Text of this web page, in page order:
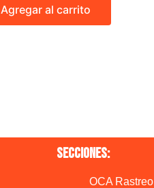
Agregar al carrito
Secciones:
OCA Rastreo